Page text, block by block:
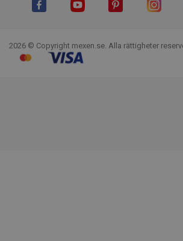
2026 © Copyright mexen.se. Alla rättigheter